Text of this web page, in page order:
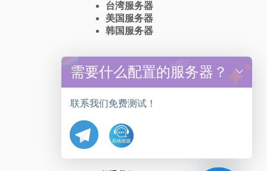
台湾服务器
美国服务器
韩国服务器
高防服务器
香港高防服务器出租
台湾高防服务器租赁
日本高防服务器
韩国高防服务器
t
需要什么配置的服务器？
联系我们免费测试！